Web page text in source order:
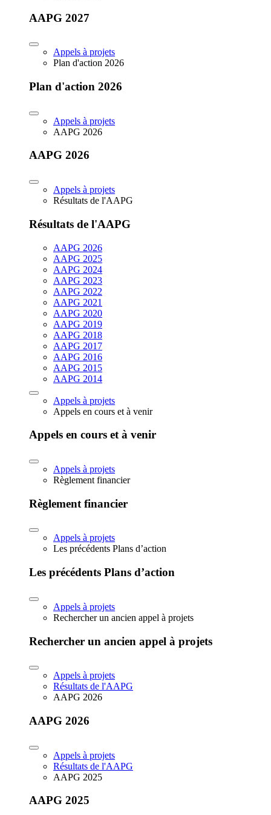
AAPG 2027
Appels à projets
Plan d'action 2026
Plan d'action 2026
Appels à projets
AAPG 2026
AAPG 2026
Appels à projets
Résultats de l'AAPG
Résultats de l'AAPG
AAPG 2026
AAPG 2025
AAPG 2024
AAPG 2023
AAPG 2022
AAPG 2021
AAPG 2020
AAPG 2019
AAPG 2018
AAPG 2017
AAPG 2016
AAPG 2015
AAPG 2014
Appels à projets
Appels en cours et à venir
Appels en cours et à venir
Appels à projets
Règlement financier
Règlement financier
Appels à projets
Les précédents Plans d’action
Les précédents Plans d’action
Appels à projets
Rechercher un ancien appel à projets
Rechercher un ancien appel à projets
Appels à projets
Résultats de l'AAPG
AAPG 2026
AAPG 2026
Appels à projets
Résultats de l'AAPG
AAPG 2025
AAPG 2025